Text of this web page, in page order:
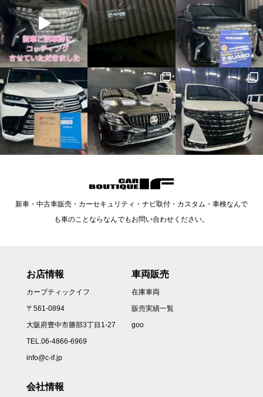
新車・中古車販売・カーセキュリティ・ナビ取付・カスタム・車検なんで
も車のことならなんでもお問い合わせください。
お店情報
カーブティックイフ
〒561-0894
大阪府豊中市勝部3丁目1-27
TEL.06-4866-6969
info@c-if.jp
車両販売
在庫車両
販売実績一覧
goo
会社情報